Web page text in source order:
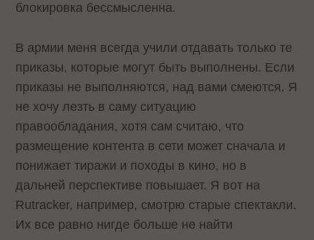
блокировка бессмысленна.
В армии меня всегда учили отдавать только те
приказы, которые могут быть выполнены. Если
приказы не выполняются, над вами смеются. Я
не хочу лезть в саму ситуацию
правообладания, хотя сам считаю, что
размещение контента в сети может сначала и
понижает тиражи и походы в кино, но в
дальней перспективе повышает. Я вот на
Rutracker, например, смотрю старые спектакли.
Их все равно нигде больше не найти